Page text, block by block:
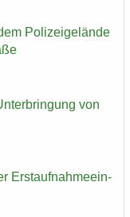
Po­li­zei­ge­län­de
von
Erst­auf­nah­me­ein­